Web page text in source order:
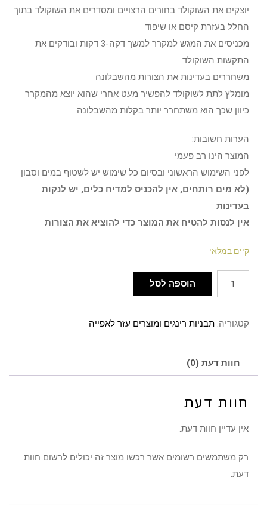
יוצקים את השוקולד בחורים הרצויים ומסדרים את השוקולד בתוך
החלל בעזרת קיסם או שיפוד
מכניסים את המגש למקרר למשך דקה-3 דקות ובודקים את
התקשות השוקולד
משחררים בעדינות את הצורות מהשבלונה
מומלץ לתת לשוקולד להפשיר מעט אחרי שהוא יוצא מהמקרר
כיוון שכך הוא משתחרר יותר בקלות מהשבלונה
הערות חשובות:
המוצר הינו רב פעמי
לפני השימוש הראשוני ובסיום כל שימוש יש לשטוף במים וסבון
(לא מים רותחים, אין להכניס למדיח כלים, יש לנקות
בעדינות
אין לנסות להטיח את המוצר כדי להוציא את הצורות
קיים במלאי
הוספה לסל
קטגוריה: תבניות רינגים ומוצרים עזר לאפייה
חוות דעת (0)
חוות דעת
אין עדיין חוות דעת.
רק משתמשים רשומים אשר רכשו מוצר זה יכולים לרשום חוות
דעת.